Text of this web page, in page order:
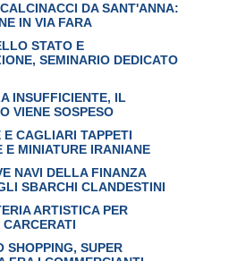
DA SANT'ANNA:
IN VIA FARA
STATO E
SEMINARIO DEDICATO
INSUFFICIENTE, IL
VIENE SOSPESO
E CAGLIARI TAPPETI
E MINIATURE IRANIANE
NAVI DELLA FINANZA
SBARCHI CLANDESTINI
ARTISTICA PER
SHOPPING, SUPER